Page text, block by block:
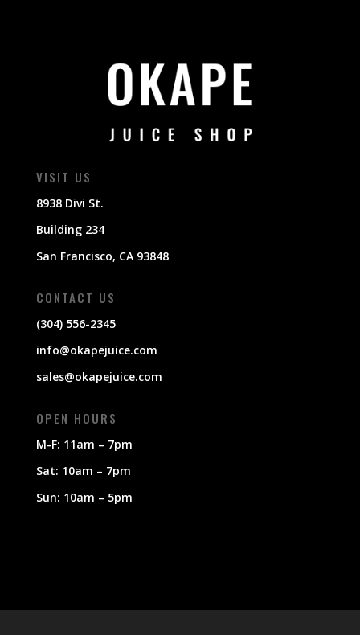
VISIT US
8938 Divi St.
Building 234
San Francisco, CA 93848
CONTACT US
(304) 556-2345
info@okapejuice.com
sales@okapejuice.com
OPEN HOURS
M-F: 11am – 7pm
Sat: 10am – 7pm
Sun: 10am – 5pm